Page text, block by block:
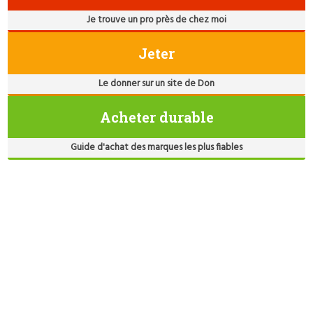
Je trouve un pro près de chez moi
Jeter
Le donner sur un site de Don
Acheter durable
Guide d'achat des marques les plus fiables